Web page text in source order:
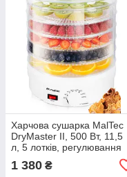
Харчова сушарка MalTec
DryMaster II, 500 Вт, 11,5
л, 5 лотків, регулювання
захист від перегріву, BPA
1 380 ₴